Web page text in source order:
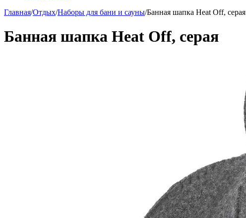
Главная/Отдых/Наборы для бани и сауны/Банная шапка Heat Off, серая
Банная шапка Heat Off, серая